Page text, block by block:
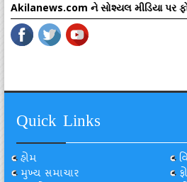
Akilanews.com ને સોશ્યલ મીડિયા પર
Quick Links
હોમ
મુખ્ય સમાચાર